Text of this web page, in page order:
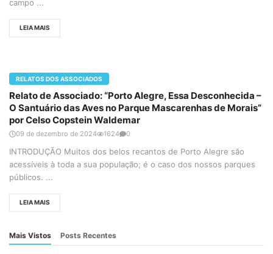
campo ...
LEIA MAIS
RELATOS DOS ASSOCIADOS
Relato de Associado: “Porto Alegre, Essa Desconhecida –
O Santuário das Aves no Parque Mascarenhas de Morais”
por Celso Copstein Waldemar
09 de dezembro de 2024 1624 0
INTRODUÇÃO Muitos dos belos recantos de Porto Alegre são
acessíveis à toda a sua população; é o caso dos nossos parques
públicos. ...
LEIA MAIS
Mais Vistos Posts Recentes